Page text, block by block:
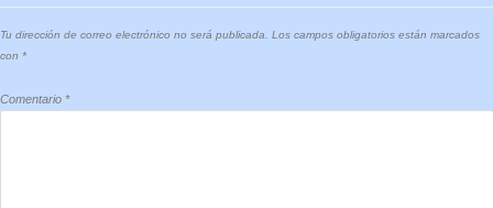
Tu dirección de correo electrónico no será publicada.
Los campos obligatorios están marcados
con *
Comentario *